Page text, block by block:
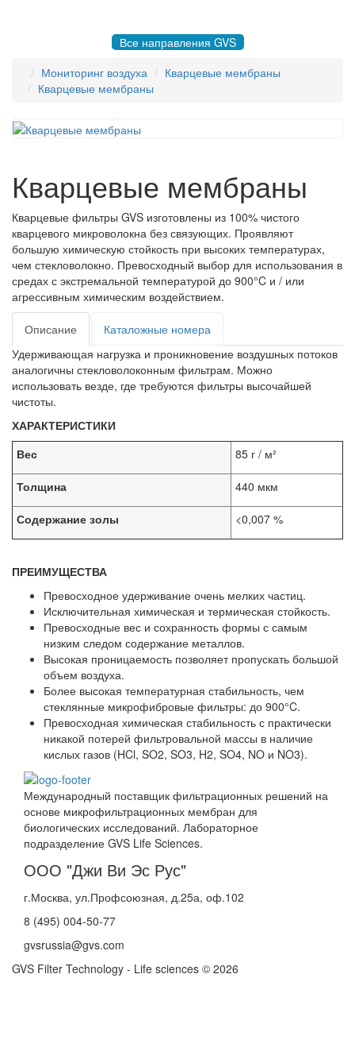
Все направления GVS
Мониторинг воздуха
Кварцевые мембраны
Кварцевые мембраны
Кварцевые мембраны
Кварцевые фильтры GVS изготовлены из 100% чистого
кварцевого микроволокна без связующих. Проявляют
большую химическую стойкость при высоких температурах,
чем стекловолокно. Превосходный выбор для использования в
средах с экстремальной температурой до 900°C и / или
агрессивным химическим воздействием.
Описание
Каталожные номера
Удерживающая нагрузка и проникновение воздушных потоков
аналогичны стекловолоконным фильтрам. Можно
использовать везде, где требуются фильтры высочайшей
чистоты.
ХАРАКТЕРИСТИКИ
Вес
85 г / м²
Толщина 440 мкм
Содержание золы <0,007 %
ПРЕИМУЩЕСТВА
Превосходное удерживание очень мелких частиц.
Исключительная химическая и термическая стойкость.
Превосходные вес и сохранность формы с самым
низким следом содержание металлов.
Высокая проницаемость позволяет пропускать большой
объем воздуха.
Более высокая температурная стабильность, чем
стеклянные микрофибровые фильтры: до 900°C.
Превосходная химическая стабильность с практически
никакой потерей фильтровальной массы в наличие
кислых газов (HCl, SO2, SO3, H2, SO4, NO и NO3).
Международный поставщик фильтрационных решений на
основе микрофильтрационных мембран для
биологических исследований. Лабораторное
подразделение GVS Life Sciences.
ООО "Джи Ви Эс Рус"
г.Москва, ул.Профсоюзная, д.25а, оф.102
8 (495) 004-50-77
gvsrussia@gvs.com
GVS Filter Technology - Life sciences © 2026